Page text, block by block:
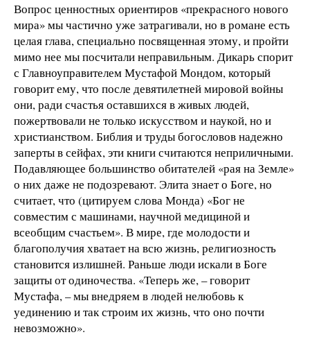
Вопрос ценностных ориентиров «прекрасного нового
мира» мы частично уже затрагивали, но в романе есть
целая глава, специально посвященная этому, и пройти
мимо нее мы посчитали неправильным. Дикарь спорит
с Главноуправителем Мустафой Мондом, который
говорит ему, что после девятилетней мировой войны
они, ради счастья оставшихся в живых людей,
пожертвовали не только искусством и наукой, но и
христианством. Библия и труды богословов надежно
заперты в сейфах, эти книги считаются неприличными.
Подавляющее большинство обитателей «рая на Земле»
о них даже не подозревают. Элита знает о Боге, но
считает, что (цитируем слова Монда) «Бог не
совместим с машинами, научной медициной и
всеобщим счастьем». В мире, где молодости и
благополучия хватает на всю жизнь, религиозность
становится излишней. Раньше люди искали в Боге
защиты от одиночества. «Теперь же, – говорит
Мустафа, – мы внедряем в людей нелюбовь к
уединению и так строим их жизнь, что оно почти
невозможно».